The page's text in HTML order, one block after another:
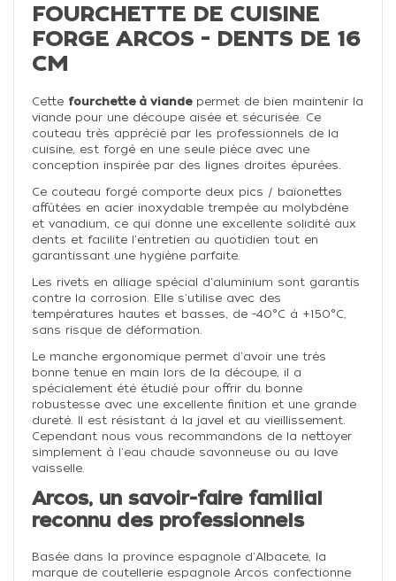
FOURCHETTE DE CUISINE
FORGE ARCOS - DENTS DE 16
CM
Cette fourchette à viandepermet de bien maintenir la
viande pour une découpe aisée et sécurisée. Ce
couteau très apprécié par les professionnels de la
cuisine, est forgé en une seule pièce avec une
conception inspirée par des lignes droites épurées.
Ce couteau forgé comporte deux pics / baïonettes
affûtées en acier inoxydable trempée au molybdène
et vanadium, ce qui donne une excellente solidité aux
dents et facilite l'entretien au quotidien tout en
garantissant une hygiène parfaite.
Les rivets en alliage spécial d'aluminium sont garantis
contre la corrosion. Elle s'utilise avec des
températures hautes et basses, de -40°C à +150°C,
sans risque de déformation.
Le manche ergonomique permet d'avoir une très
bonne tenue en main lors de la découpe, il a
spécialement été étudié pour offrir du bonne
robustesse avec une excellente finition et une grande
dureté. Il est résistant à la javel et au vieillissement.
Cependant nous vous recommandons de la nettoyer
simplement à l'eau chaude savonneuse ou au lave
vaisselle.
Arcos, un savoir-faire familial
reconnu des professionnels
Basée dans la province espagnole d'Albacete, la
marque de coutellerie espagnole Arcos confectionne